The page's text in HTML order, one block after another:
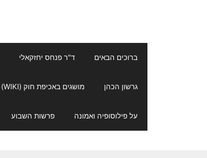
ברוכים הבאים ד"ר פנחס יחזקאלי
גרשון הכהן מושגים באכיפת חוק (WIKI)
על פילוסופיה ואמונה פרשות השבוע